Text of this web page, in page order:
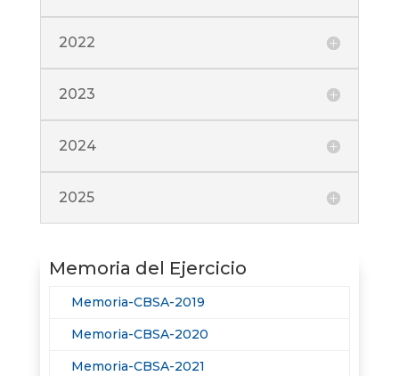
2022
2023
2024
2025
Memoria del Ejercicio
Memoria-CBSA-2019
Memoria-CBSA-2020
Memoria-CBSA-2021